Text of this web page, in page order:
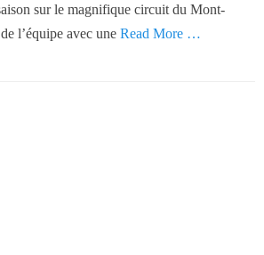
sur le magnifique circuit du Mont-
l’équipe avec une Read More …